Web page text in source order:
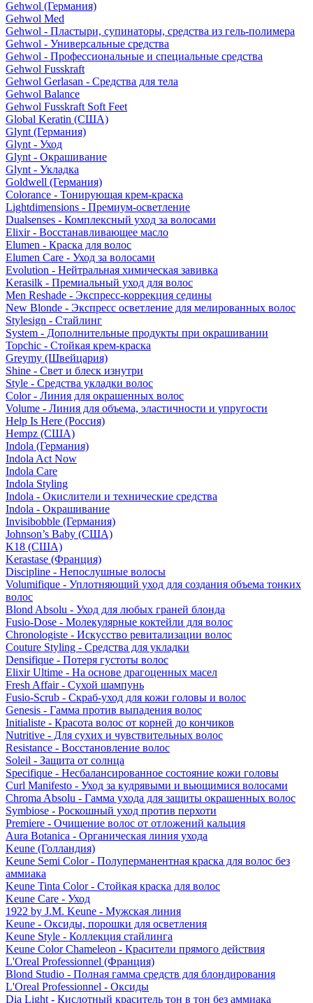
Gehwol (Германия)
Gehwol Med
Gehwol - Пластыри, супинаторы, средства из гель-полимера
Gehwol - Универсальные средства
Gehwol - Профессиональные и специальные средства
Gehwol Fusskraft
Gehwol Gerlasan - Средства для тела
Gehwol Balance
Gehwol Fusskraft Soft Feet
Global Keratin (США)
Glynt (Германия)
Glynt - Уход
Glynt - Окрашивание
Glynt - Укладка
Goldwell (Германия)
Colorance - Тонирующая крем-краска
Lightdimensions - Премиум-осветление
Dualsenses - Комплексный уход за волосами
Elixir - Восстанавливающее масло
Elumen - Краска для волос
Elumen Care - Уход за волосами
Evolution - Нейтральная химическая завивка
Kerasilk - Премиальный уход для волос
Men Reshade - Экспресс-коррекция седины
New Blonde - Экспресс осветление для мелированных волос
Stylesign - Стайлинг
System - Дополнительные продукты при окрашивании
Topchic - Стойкая крем-краска
Greymy (Швейцария)
Shine - Свет и блеск изнутри
Style - Средства укладки волос
Color - Линия для окрашенных волос
Volume - Линия для объема, эластичности и упругости
Help Is Here (Россия)
Hempz (США)
Indola (Германия)
Indola Act Now
Indola Care
Indola Styling
Indola - Окислители и технические средства
Indola - Окрашивание
Invisibobble (Германия)
Johnson’s Baby (США)
K18 (США)
Kerastase (Франция)
Discipline - Непослушные волосы
Volumifique - Уплотняющий уход для создания объема тонких
волос
Blond Absolu - Уход для любых граней блонда
Fusio-Dose - Молекулярные коктейли для волос
Chronologiste - Искусство ревитализации волос
Couture Styling - Средства для укладки
Densifique - Потеря густоты волос
Elixir Ultime - На основе драгоценных масел
Fresh Affair - Сухой шампунь
Fusio-Scrub - Скраб-уход для кожи головы и волос
Genesis - Гамма против выпадения волос
Initialiste - Красота волос от корней до кончиков
Nutritive - Для сухих и чувствительных волос
Resistance - Восстановление волос
Soleil - Защита от солнца
Specifique - Несбалансированное состояние кожи головы
Curl Manifesto - Уход за кудрявыми и вьющимися волосами
Chroma Absolu - Гамма ухода для защиты окрашенных волос
Symbiose - Роскошный уход против перхоти
Premiere - Очищение волос от отложений кальция
Aura Botanica - Органическая линия ухода
Keune (Голландия)
Keune Semi Color - Полуперманентная краска для волос без
аммиака
Keune Tinta Color - Стойкая краска для волос
Keune Care - Уход
1922 by J.M. Keune - Мужская линия
Keune - Оксиды, порошки для осветления
Keune Style - Коллекция стайлинга
Keune Color Chameleon - Красители прямого действия
L'Oreal Professionnel (Франция)
Blond Studio - Полная гамма средств для блондирования
L'Oreal Professionnel - Оксиды
Dia Light - Кислотный краситель тон в тон без аммиака